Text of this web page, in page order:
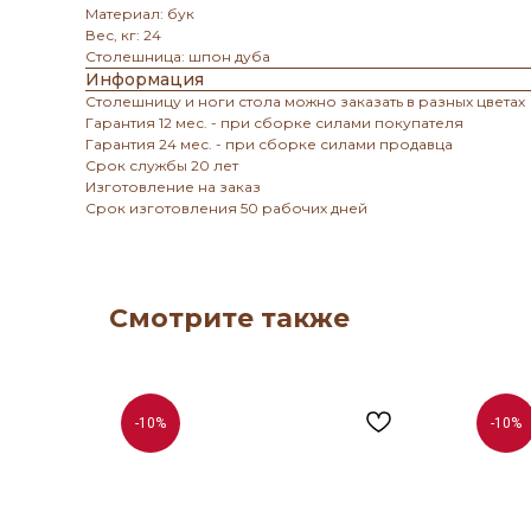
Материал: бук
Вес, кг: 24
Столешница: шпон дуба
Информация
Столешницу и ноги стола можно заказать в разных цветах
Гарантия 12 мес. - при сборке силами покупателя
Гарантия 24 мес. - при сборке силами продавца
Срок службы 20 лет
Изготовление на заказ
Срок изготовления 50 рабочих дней
Смотрите также
-10% -10%